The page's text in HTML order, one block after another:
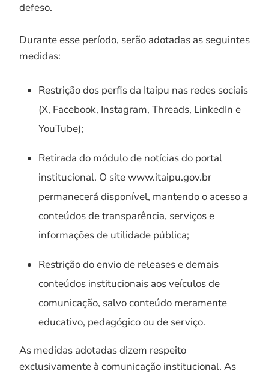
defeso.
Durante esse período, serão adotadas as seguintes
medidas:
Restrição dos perfis da Itaipu nas redes sociais
(X, Facebook, Instagram, Threads, LinkedIn e
YouTube);
Retirada do módulo de notícias do portal
institucional. O site www.itaipu.gov.br
permanecerá disponível, mantendo o acesso a
conteúdos de transparência, serviços e
informações de utilidade pública;
Restrição do envio de releases e demais
conteúdos institucionais aos veículos de
comunicação, salvo conteúdo meramente
educativo, pedagógico ou de serviço.
As medidas adotadas dizem respeito
exclusivamente à comunicação institucional. As